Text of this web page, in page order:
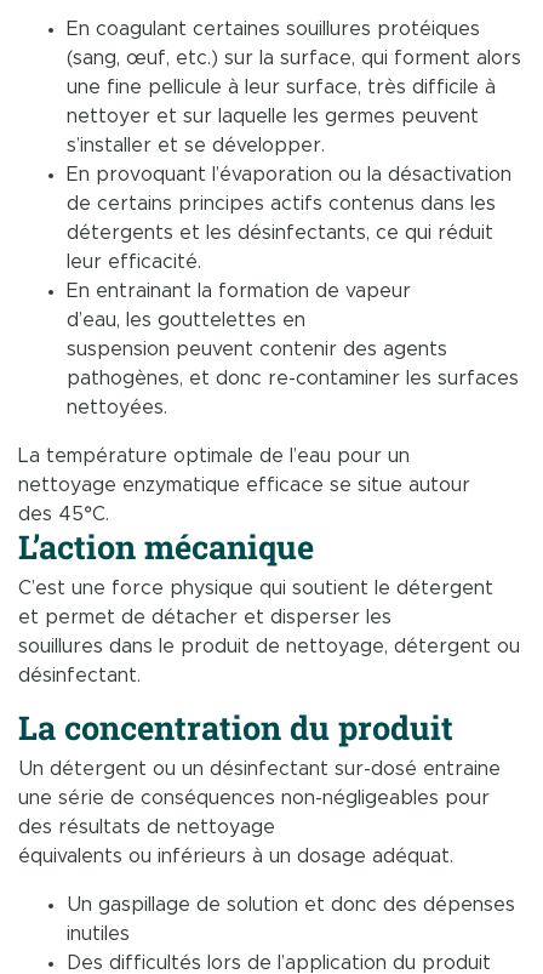
En coagulant certaines souillures protéiques
(sang, œuf, etc.) sur la surface, qui forment alors
une fine pellicule à leur surface, très difficile à
nettoyer et sur laquelle les germes peuvent
s’installer et se développer.
En provoquant l’évaporation ou la désactivation
de certains principes actifs contenus dans les
détergents et les désinfectants, ce qui réduit
leur efficacité.
En entrainant la formation de vapeur
d’eau, les gouttelettes en
suspension peuvent contenir des agents
pathogènes, et donc re-contaminer les surfaces
nettoyées.
La température optimale de l’eau pour un
nettoyage enzymatique efficace se situe autour
des 45°C.
L’action mécanique
C’est une force physique qui soutient le détergent
et permet de détacher et disperser les
souillures dans le produit de nettoyage, détergent ou
désinfectant.
La concentration du produit
Un détergent ou un désinfectant sur-dosé entraine
une série de conséquences non-négligeables pour
des résultats de nettoyage
équivalents ou inférieurs à un dosage adéquat.
Un gaspillage de solution et donc des dépenses
inutiles
Des difficultés lors de l’application du produit